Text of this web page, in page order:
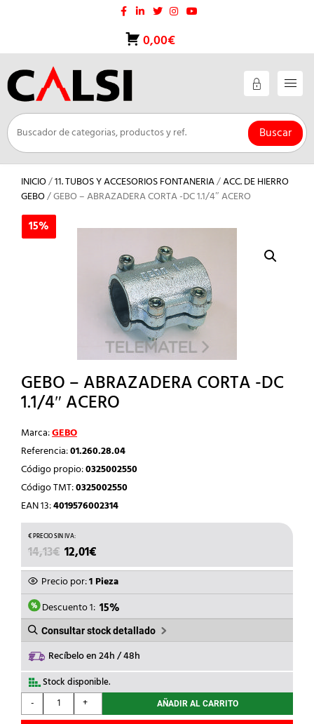
0,00€
Buscar
INICIO/11. TUBOS Y ACCESORIOS FONTANERIA/ACC. DE HIERRO
GEBO/ GEBO – ABRAZADERA CORTA -DC 1.1/4″ ACERO
15%
GEBO – ABRAZADERA CORTA -DC
1.1/4″ ACERO
Marca:GEBO
Referencia:01.260.28.04
Código propio:0325002550
Código TMT:0325002550
EAN 13:4019576002314
14,13€ EL
PRECIO
ORIGINAL
ERA:
14,13€.
12,01€
PRECIO
ACTUAL
ES:
12,01€.
Precio por:1 Pieza
Descuento 1: 15%
Consultar stock detallado
Recíbelo en 24h / 48h
Stock disponible.
-
GEBO
-
+ AÑADIR AL CARRITO
15%